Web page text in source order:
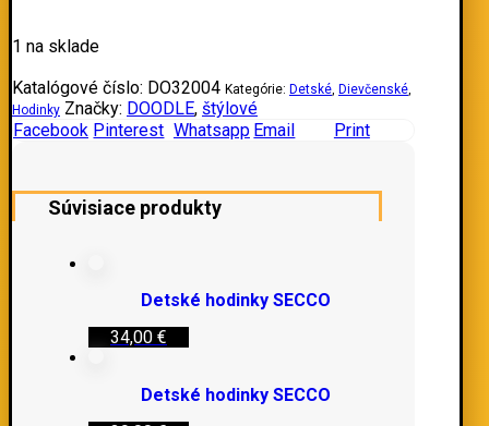
1 na sklade
Katalógové číslo: DO32004 Kategórie: Detské, Dievčenské,
Hodinky Značky: DOODLE, štýlové
Facebook Pinterest Whatsapp Email Print
Súvisiace produkty
Detské hodinky SECCO
34,00 €
Detské hodinky SECCO